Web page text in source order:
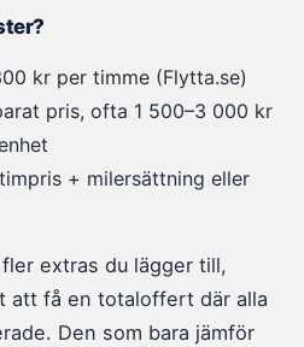
kr per timme (Flytta.se)
pris, ofta 1 500–3 000 kr
+ milersättning eller
extras du lägger till,
att få en totaloffert där alla
Den som bara jämför